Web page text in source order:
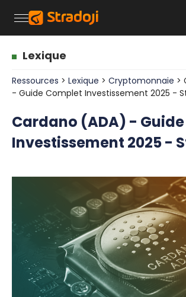
Lexique
Ressources > Lexique > Cryptomonnaie >
- Guide Complet Investissement 2025 -
Cardano (ADA) -
Investissement 2025 -